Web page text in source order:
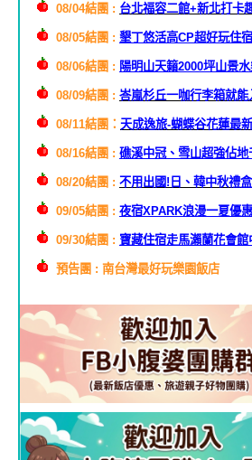
08/04結團 : 台北福容二館+新北打卡
08/05結團 : 墾丁悠活高CP超好玩住宿
08/06結團 : 陽明山天籟2000坪山景
08/09結團 : 峇嵐杉丘一咖行李箱就能
08/11結團： 天成逸旅-蝴蝶谷花蓮最
08/16結團 : 礁溪中冠、雪山超強佔地
08/20結團 : 不用出國!日、韓中秋禮
09/05結團 : 夜宿XPARK浪漫一夏優惠
09/30結團 : 寶藏住宿走馬瀨蘭花會館
預告團 : 南台灣最好玩樂園飯店